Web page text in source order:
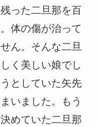
った二旦那を百
体の傷が治って
ん。そんな二旦
く美しい娘でし
としていた矢先
いました。もう
めていた二旦那